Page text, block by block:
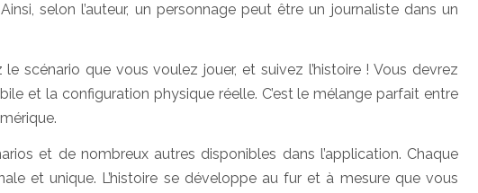
selon l’auteur, un personnage peut être un journaliste dans un
le scénario que vous voulez jouer, et suivez l’histoire ! Vous devrez
et la configuration physique réelle. C’est le mélange parfait entre
et de nombreux autres disponibles dans l’application. Chaque
et unique. L’histoire se développe au fur et à mesure que vous